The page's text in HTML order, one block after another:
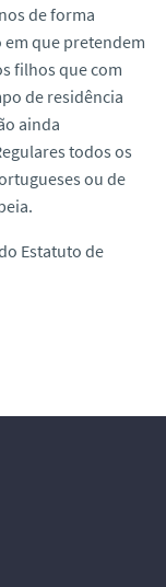
de forma
que pretendem
filhos que com
de residência
ainda
todos os
ou de
Estatuto de